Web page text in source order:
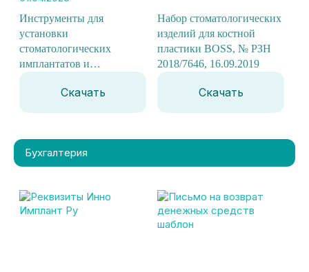
Инструменты для
установки
стоматологических
имплантатов и
протетических изделий
системы INNO SLA в
отдельных упаковках, №
01.04.2025
Скачать
Набор стоматологических
изделий для костной
пластики BOSS, № РЗН
2018/7646, 16.09.2019
Скачать
Бухгалтерия